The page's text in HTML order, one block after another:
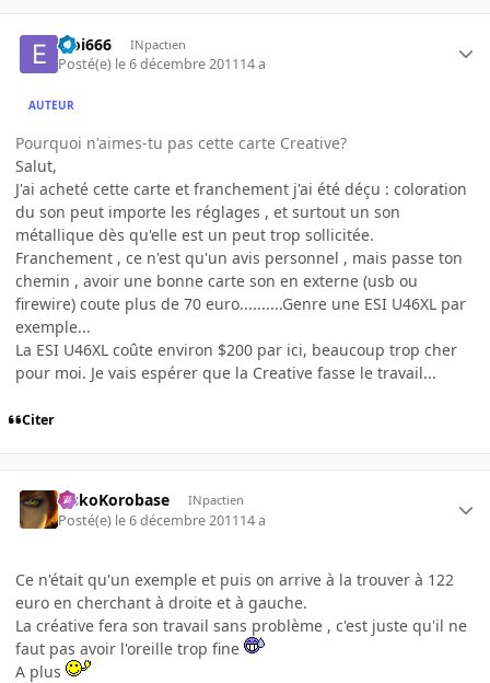
Eloi666 INpactien
Posté(e) le 6 décembre 201114 a
AUTEUR
Pourquoi n'aimes-tu pas cette carte Creative?
Salut,
J'ai acheté cette carte et franchement j'ai été déçu : coloration
du son peut importe les réglages , et surtout un son
métallique dès qu'elle est un peut trop sollicitée.
Franchement , ce n'est qu'un avis personnel , mais passe ton
chemin , avoir une bonne carte son en externe (usb ou
firewire) coute plus de 70 euro..........Genre une ESI U46XL par
exemple...
La ESI U46XL coûte environ $200 par ici, beaucoup trop cher
pour moi. Je vais espérer que la Creative fasse le travail...
Citer
SiskoKorobase INpactien
Posté(e) le 6 décembre 201114 a
Ce n'était qu'un exemple et puis on arrive à la trouver à 122
euro en cherchant à droite et à gauche.
La créative fera son travail sans problème , c'est juste qu'il ne
faut pas avoir l'oreille trop fine
A plus